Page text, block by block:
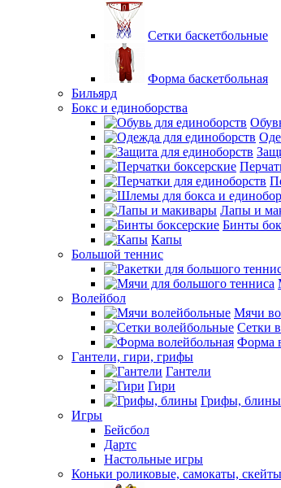
Сетки баскетбольные
Форма баскетбольная
Бильярд
Бокс и единоборства
Лапы и
Бинты
Капы
Большой теннис
Волейбол
Мячи
Сетки
Форма
Гантели, гири, грифы
Гантели
Гири
Грифы, блины
Игры
Бейсбол
Дартс
Настольные игры
Коньки роликовые, самокаты, скейты